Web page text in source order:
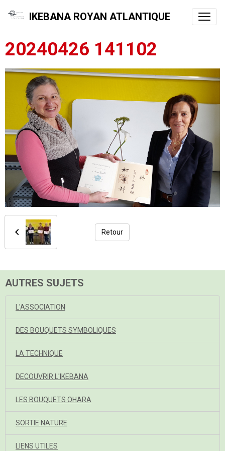
IKEBANA ROYAN ATLANTIQUE
20240426 141102
Retour
AUTRES SUJETS
L'ASSOCIATION
DES BOUQUETS SYMBOLIQUES
LA TECHNIQUE
DECOUVRIR L'IKEBANA
LES BOUQUETS OHARA
SORTIE NATURE
LIENS UTILES